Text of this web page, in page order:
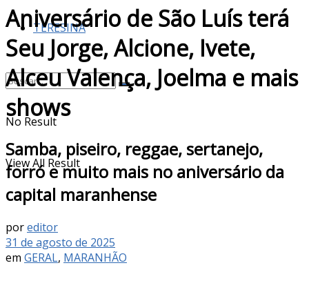
TERESINA
No Result
View All Result
Aniversário de São Luís terá
Seu Jorge, Alcione, Ivete,
Alceu Valença, Joelma e mais
shows
Samba, piseiro, reggae, sertanejo,
forró e muito mais no aniversário da
capital maranhense
poreditor
31 de agosto de 2025
em GERAL, MARANHÃO